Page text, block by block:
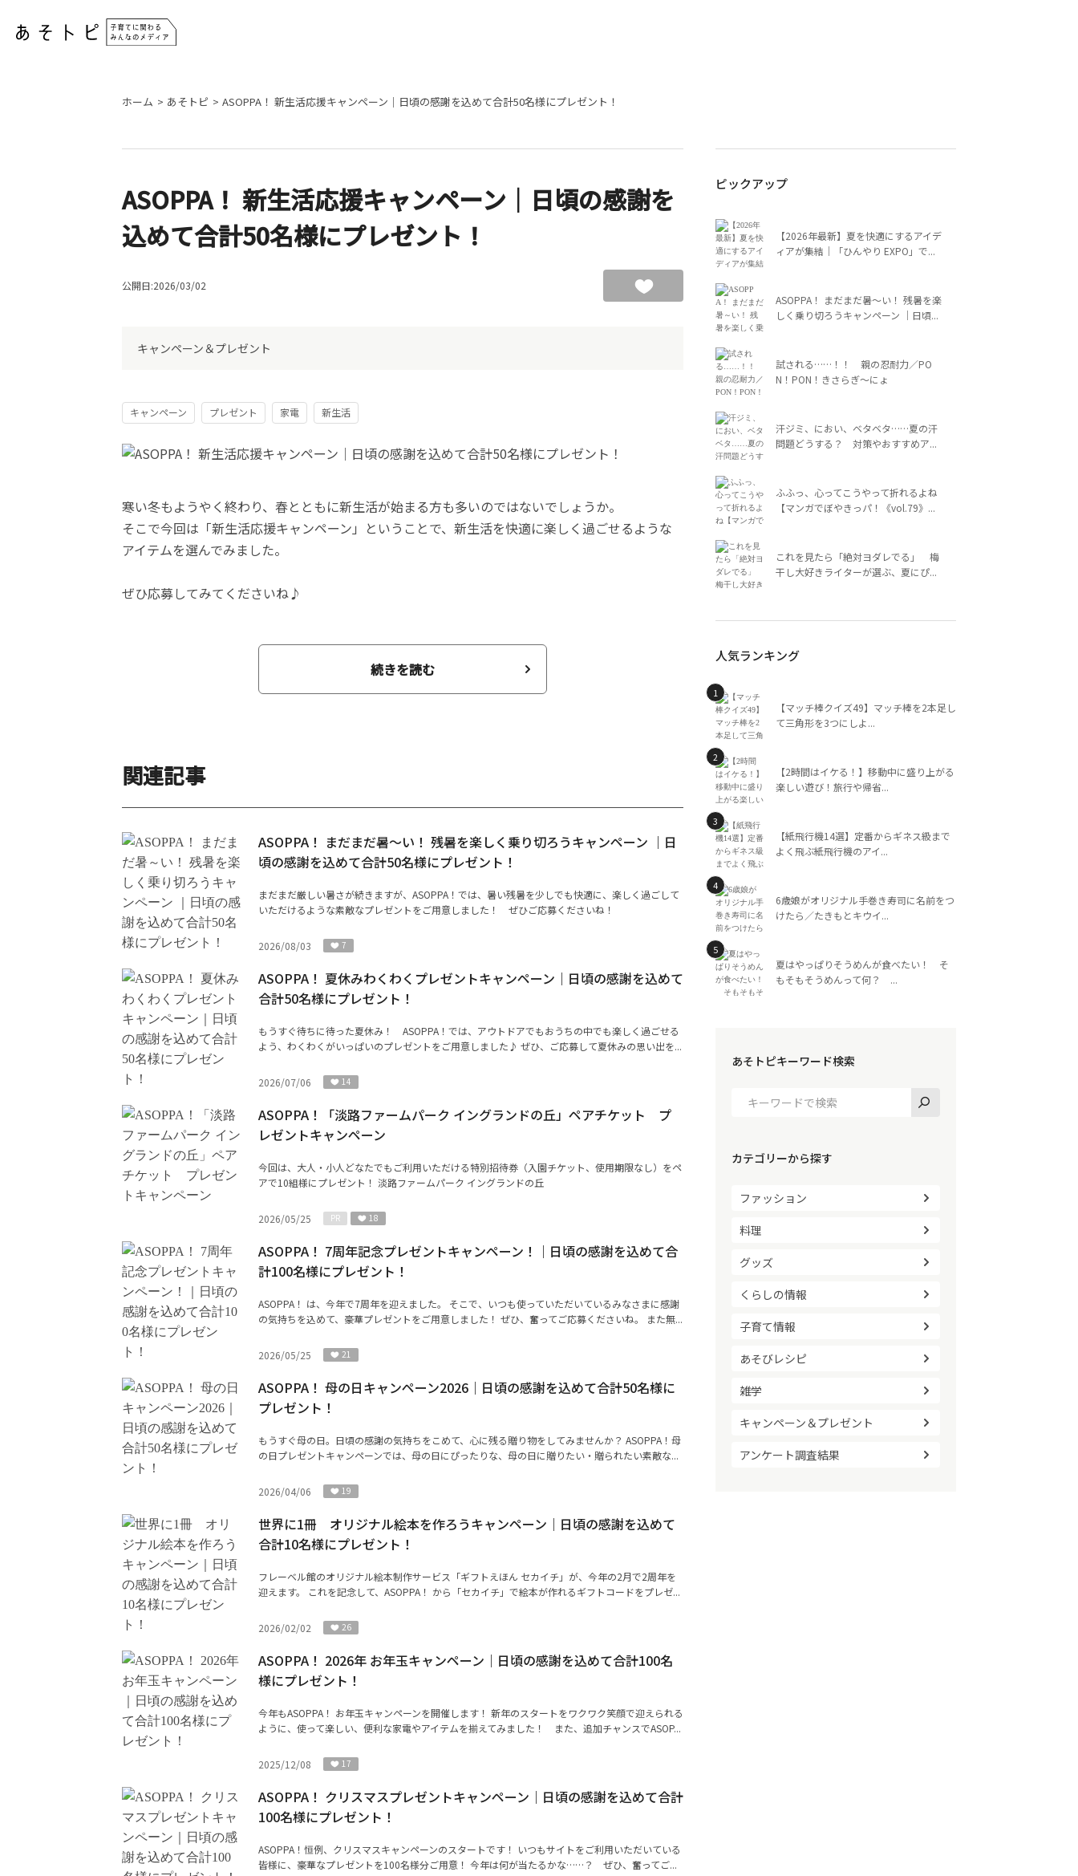
ホーム あそトピ ASOPPA！ 新生活応援キャンペーン｜日頃の感謝を込めて合計50名様にプレゼント！
ASOPPA！ 新生活応援キャンペーン｜日頃の感謝を
込めて合計50名様にプレゼント！
公開日:2026/03/02
キャンペーン＆プレゼント
キャンペーン プレゼント 家電 新生活
寒い冬もようやく終わり、春とともに新生活が始まる方も多いのではないでしょうか。
そこで今回は「新生活応援キャンペーン」ということで、新生活を快適に楽しく過ごせるような
アイテムを選んでみました。
ぜひ応募してみてくださいね♪
続きを読む
関連記事
ASOPPA！ まだまだ暑～い！ 残暑を楽しく乗り切ろうキャンペーン ｜日
頃の感謝を込めて合計50名様にプレゼント！
まだまだ厳しい暑さが続きますが、ASOPPA！では、暑い残暑を少しでも快適に、楽しく過ごして
いただけるような素敵なプレゼントをご用意しました！ ぜひご応募くださいね！
2026/08/03 7
ASOPPA！ 夏休みわくわくプレゼントキャンペーン｜日頃の感謝を込めて
合計50名様にプレゼント！
もうすぐ待ちに待った夏休み！ ASOPPA！では、アウトドアでもおうちの中でも楽しく過ごせる
よう、わくわくがいっぱいのプレゼントをご用意しました♪ ぜひ、ご応募して夏休みの思い出を...
2026/07/06 14
ASOPPA！「淡路ファームパーク イングランドの丘」ペアチケット プ
レゼントキャンペーン
今回は、大人・小人どなたでもご利用いただける特別招待券（入園チケット、使用期限なし）をペ
アで10組様にプレゼント！ 淡路ファームパーク イングランドの丘
2026/05/25 PR 18
ASOPPA！ 7周年記念プレゼントキャンペーン！｜日頃の感謝を込めて合
計100名様にプレゼント！
ASOPPA！ は、今年で7周年を迎えました。 そこで、いつも使っていただいているみなさまに感謝
の気持ちを込めて、豪華プレゼントをご用意しました！ ぜひ、奮ってご応募くださいね。 また無...
2026/05/25 21
ASOPPA！ 母の日キャンペーン2026｜日頃の感謝を込めて合計50名様に
プレゼント！
もうすぐ母の日。日頃の感謝の気持ちをこめて、心に残る贈り物をしてみませんか？ ASOPPA！母
の日プレゼントキャンペーンでは、母の日にぴったりな、母の日に贈りたい・贈られたい素敵な...
2026/04/06 19
世界に1冊 オリジナル絵本を作ろうキャンペーン｜日頃の感謝を込めて
合計10名様にプレゼント！
フレーベル館のオリジナル絵本制作サービス「ギフトえほん セカイチ」が、今年の2月で2周年を
迎えます。 これを記念して、ASOPPA！ から「セカイチ」で絵本が作れるギフトコードをプレゼ...
2026/02/02 26
ASOPPA！ 2026年 お年玉キャンペーン｜日頃の感謝を込めて合計100名
様にプレゼント！
今年もASOPPA！ お年玉キャンペーンを開催します！ 新年のスタートをワクワク笑顔で迎えられる
ように、使って楽しい、便利な家電やアイテムを揃えてみました！ また、追加チャンスでASOP...
2025/12/08 17
ASOPPA！ クリスマスプレゼントキャンペーン｜日頃の感謝を込めて合計
100名様にプレゼント！
ASOPPA！恒例、クリスマスキャンペーンのスタートです！ いつもサイトをご利用いただいている
皆様に、豪華なプレゼントを100名様分ご用意！ 今年は何が当たるかな……？ ぜひ、奮ってご...
ピックアップ
【2026年最新】夏を快適にするアイデ
ィアが集結｜「ひんやり EXPO」で...
ASOPPA！ まだまだ暑～い！ 残暑を楽
しく乗り切ろうキャンペーン ｜日頃...
試される……！！ 親の忍耐力／PO
N！PON！きさらぎ～にょ
汗ジミ、におい、ベタベタ……夏の汗
問題どうする？ 対策やおすすめア...
ふふっ、心ってこうやって折れるよね
【マンガでぼやきっパ！《vol.79》...
これを見たら「絶対ヨダレでる」 梅
干し大好きライターが選ぶ、夏にぴ...
人気ランキング
【マッチ棒クイズ49】マッチ棒を2本足し
て三角形を3つにしよ...
【2時間はイケる！】移動中に盛り上がる
楽しい遊び！旅行や帰省...
【紙飛行機14選】定番からギネス級まで
よく飛ぶ紙飛行機のアイ...
6歳娘がオリジナル手巻き寿司に名前をつ
けたら／たきもとキウイ...
夏はやっぱりそうめんが食べたい！ そ
もそもそうめんって何？ ...
あそトピキーワード検索
カテゴリーから探す
ファッション
料理
グッズ
くらしの情報
子育て情報
あそびレシピ
雑学
キャンペーン＆プレゼント
アンケート調査結果